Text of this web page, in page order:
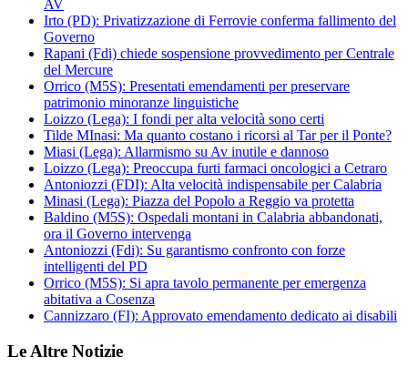
AV
Irto (PD): Privatizzazione di Ferrovie conferma fallimento del
Governo
Rapani (Fdi) chiede sospensione provvedimento per Centrale
del Mercure
Orrico (M5S): Presentati emendamenti per preservare
patrimonio minoranze linguistiche
Loizzo (Lega): I fondi per alta velocità sono certi
Tilde MInasi: Ma quanto costano i ricorsi al Tar per il Ponte?
Miasi (Lega): Allarmismo su Av inutile e dannoso
Loizzo (Lega): Preoccupa furti farmaci oncologici a Cetraro
Antoniozzi (FDI): Alta velocità indispensabile per Calabria
Minasi (Lega): Piazza del Popolo a Reggio va protetta
Baldino (M5S): Ospedali montani in Calabria abbandonati,
ora il Governo intervenga
Antoniozzi (Fdi): Su garantismo confronto con forze
intelligenti del PD
Orrico (M5S): Si apra tavolo permanente per emergenza
abitativa a Cosenza
Cannizzaro (FI): Approvato emendamento dedicato ai disabili
Le Altre Notizie